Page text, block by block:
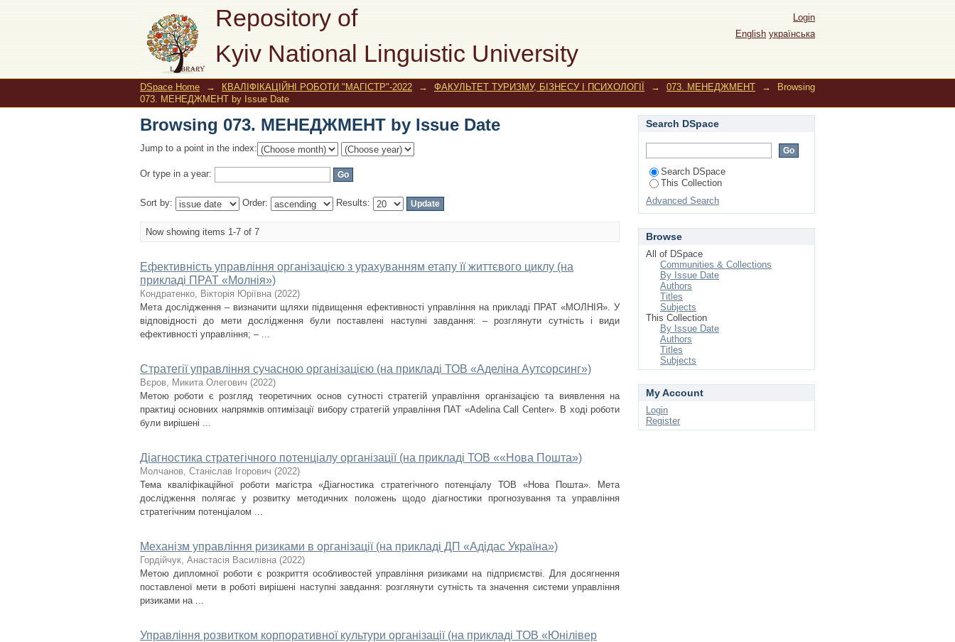
Repository of
Kyiv National Linguistic University
Browsing 073. МЕНЕДЖМЕНТ by Issue Date
Login
English українська
DSpace Home → КВАЛІФІКАЦІЙНІ РОБОТИ "МАГІСТР"-2022 → ФАКУЛЬТЕТ ТУРИЗМУ, БІЗНЕСУ І ПСИХОЛОГІЇ → 073. МЕНЕДЖМЕНТ →
Browsing
073. МЕНЕДЖМЕНТ by Issue Date
Browsing 073. МЕНЕДЖМЕНТ by Issue Date
Jump to a point in the index:
Or type in a year:
Sort by: Order: Results:
Now showing items 1-7 of 7
Ефективність управління організацією з урахуванням етапу її життєвого циклу (на
прикладі ПРАТ «Молнія»)
Кондратенко, Вікторія Юріївна (2022)
Мета дослідження – визначити щляхи підвищення ефективності управління на прикладі ПРАТ «МОЛНІЯ». У
відповідності до мети дослідження були поставлені наступні завдання: – розглянути сутність і види
ефективності управління; – ...
Стратегії управління сучасною організацією (на прикладі ТОВ «Аделіна Аутсорсинг»)
Вєров, Микита Олегович (2022)
Метою роботи є розгляд теоретичних основ сутності стратегій управління організацією та виявлення на
практиці основних напрямків оптимізації вибору стратегій управління ПАТ «Adelina Call Center». В ході роботи
були вирішені ...
Діагностика стратегічного потенціалу організації (на прикладі ТОВ ««Нова Пошта»)
Молчанов, Станіслав Ігорович (2022)
Тема кваліфікаційної роботи магістра «Діагностика стратегічного потенціалу ТОВ «Нова Пошта». Мета
дослідження полягає у розвитку методичних положень щодо діагностики прогнозування та управління
стратегічним потенціалом ...
Механізм управління ризиками в організації (на прикладі ДП «Адідас Україна»)
Гордійчук, Анастасія Василівна (2022)
Метою дипломної роботи є розкриття особливостей управління ризиками на підприємстві. Для досягнення
поставленої мети в роботі вирішені наступні завдання: ­розглянути сутність та значення системи управління
ризиками на ...
Управління розвитком корпоративної культури організації (на прикладі ТОВ «Юнілівер
Search DSpace
Search DSpace
This Collection
Advanced Search
Browse
All of DSpace
Communities & Collections
By Issue Date
Authors
Titles
Subjects
This Collection
By Issue Date
Authors
Titles
Subjects
My Account
Login
Register